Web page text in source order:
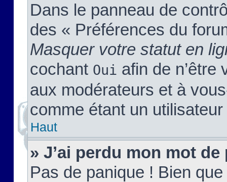
Dans le panneau de
des « Préférences du
Masquer votre statut en
cochant Oui afin de n’être
aux modérateurs et à
comme étant un
Haut
» J’ai perdu mon mot de
Pas de panique ! Bien